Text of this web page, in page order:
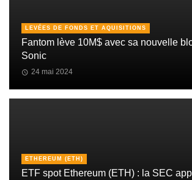
LEVÉES DE FONDS ET AQUISITIONS
Fantom lève 10M$ avec sa nouvelle
Sonic
24 mai 2024
ETHEREUM (ETH)
ETF spot Ethereum (ETH) : la SEC